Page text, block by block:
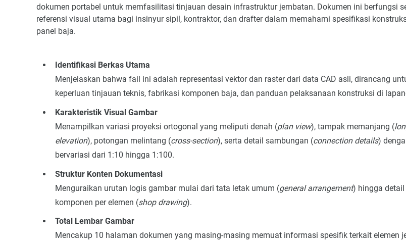
dokumen portabel untuk memfasilitasi tinjauan desain infrastruktur jembatan. Dokumen ini berfungsi
referensi visual utama bagi insinyur sipil, kontraktor, dan drafter dalam memahami spesifikasi
panel baja.
Identifikasi Berkas Utama
Menjelaskan bahwa fail ini adalah representasi vektor dan raster dari data CAD asli, dirancang
keperluan tinjauan teknis, fabrikasi komponen baja, dan panduan pelaksanaan konstruksi di
Karakteristik Visual Gambar
Menampilkan variasi proyeksi ortogonal yang meliputi denah (plan view), tampak memanjang (
elevation), potongan melintang (cross-section), serta detail sambungan (connection details)
bervariasi dari 1:10 hingga 1:100.
Struktur Konten Dokumentasi
Menguraikan urutan logis gambar mulai dari tata letak umum (general arrangement) hingga
komponen per elemen (shop drawing).
Total Lembar Gambar
Mencakup 10 halaman dokumen yang masing-masing memuat informasi spesifik terkait elemen